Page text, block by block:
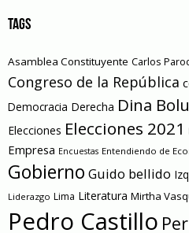
TAGS
Asamblea Constituyente Carlos
Congreso de la República
Democracia Derecha Dina
Elecciones Elecciones 2021
Empresa Encuestas Entendiendo de
Gobierno Guido bellido
Liderazgo Lima Literatura Mirtha
Pedro Castillo